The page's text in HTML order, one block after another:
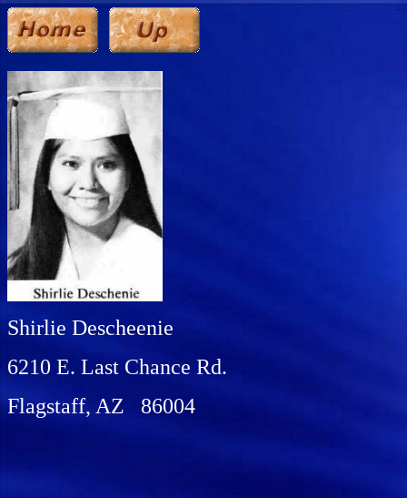
Shirlie Descheenie
6210 E. Last Chance Rd.
Flagstaff, AZ 86004